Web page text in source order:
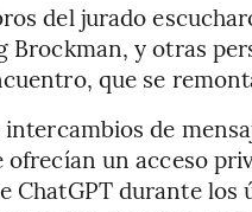
del jurado
Brockman, y otras
que se
de
un acceso
durante los